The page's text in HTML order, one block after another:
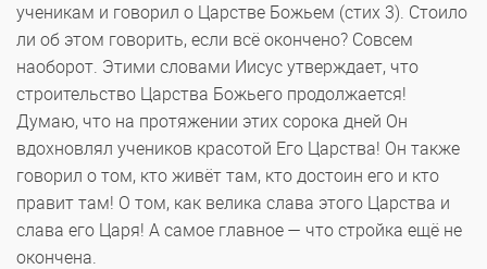
ученикам и говорил о Царстве Божьем (стих 3). Стоило
ли об этом говорить, если всё окончено? Совсем
наоборот. Этими словами Иисус утверждает, что
строительство Царства Божьего продолжается!
Думаю, что на протяжении этих сорока дней Он
вдохновлял учеников красотой Его Царства! Он также
говорил о том, кто живёт там, кто достоин его и кто
правит там! О том, как велика слава этого Царства и
слава его Царя! А самое главное — что стройка ещё не
окончена.